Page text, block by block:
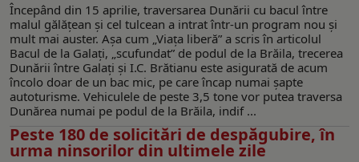
Începând din 15 aprilie, traversarea Dunării cu bacul între
malul gălățean și cel tulcean a intrat într-un program nou și
mult mai auster. Așa cum „Viața liberă” a scris în articolul
Bacul de la Galați, „scufundat” de podul de la Brăila, trecerea
Dunării între Galați și I.C. Brătianu este asigurată de acum
încolo doar de un bac mic, pe care încap numai șapte
autoturisme. Vehiculele de peste 3,5 tone vor putea traversa
Dunărea numai pe podul de la Brăila, indif ...
Peste 180 de solicitări de despăgubire, în
urma ninsorilor din ultimele zile